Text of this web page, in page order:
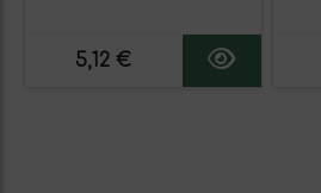
5,12 €